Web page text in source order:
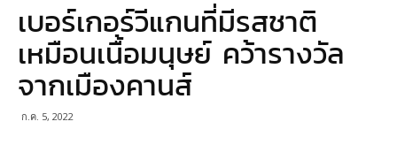
มายา
เบอร์เกอร์วีแกนที่มีรสชาติ
เหมือนเนื้อมนุษย์ คว้ารางวัล
จากเมืองคานส์
ก.ค. 5, 2022